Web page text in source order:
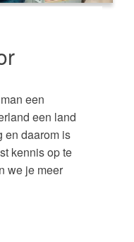
een
een land
en daarom is
kennis op te
we je meer